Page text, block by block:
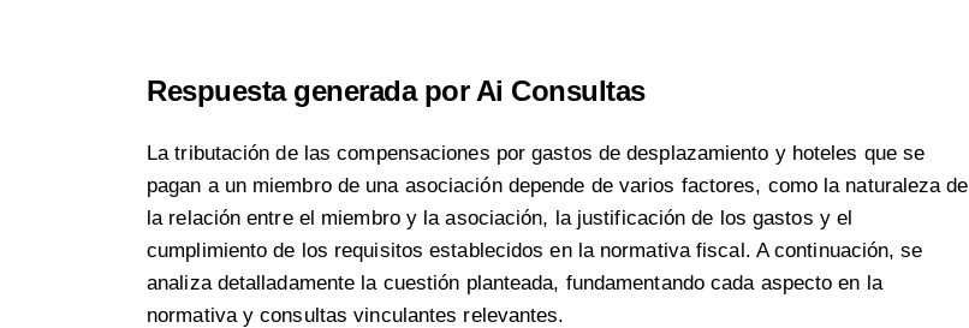
Respuesta generada por Ai Consultas
La tributación de las compensaciones por gastos de desplazamiento y hoteles que se
pagan a un miembro de una asociación depende de varios factores, como la naturaleza de
la relación entre el miembro y la asociación, la justificación de los gastos y el
cumplimiento de los requisitos establecidos en la normativa fiscal. A continuación, se
analiza detalladamente la cuestión planteada, fundamentando cada aspecto en la
normativa y consultas vinculantes relevantes.